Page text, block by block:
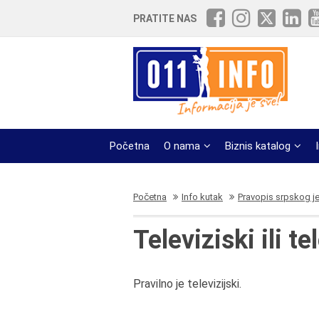
PRATITE NAS
Početna O nama Biznis katalog
Početna Info kutak Pravopis srpskog
Televiziski ili
Pravilno je televizijski.